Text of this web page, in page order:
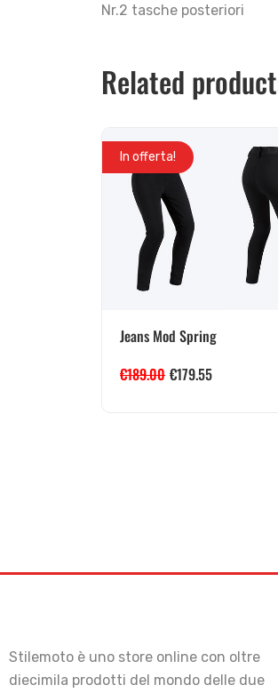
Nr.2 tasche posteriori
Related
In offerta!
Jeans Mod Spring
€189.00 €179.55
Stilemoto è uno store online con oltre
diecimila prodotti del mondo delle due